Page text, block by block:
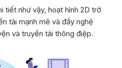
tiết như vậy, hoạt hình 2D trở
tải mạnh mẽ và đầy nghệ
và truyền tải thông điệp.